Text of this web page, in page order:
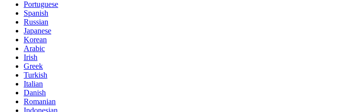
Portuguese
Spanish
Russian
Japanese
Korean
Arabic
Irish
Greek
Turkish
Italian
Danish
Romanian